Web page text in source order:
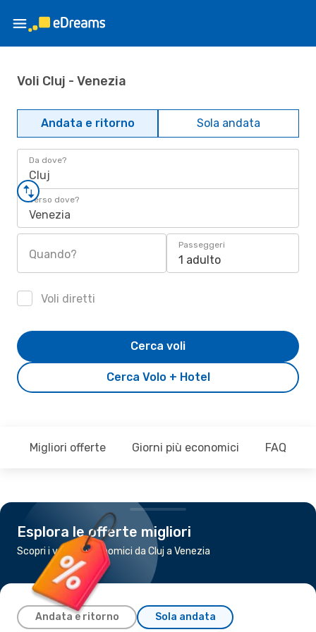
Voli Cluj - Venezia
Andata e ritorno Sola andata
Da dove?
Cluj
Verso dove?
Venezia
Quando?
Passeggeri
1 adulto
Voli diretti
Cerca Volo + Hotel
Cerca voli
Migliori offerte Giorni più economici FAQ
Esplora le offerte migliori
Scopri i voli più economici da Cluj a Venezia
Andata e ritorno Sola andata